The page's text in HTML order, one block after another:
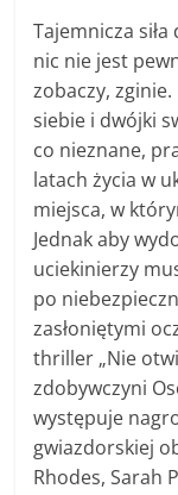
Tajemnicza
nic nie jest
zobaczy,
siebie i dwójki
co nieznane,
latach życia w
miejsca, w
Jednak aby
uciekinierzy
po
zasłoniętymi
thriller „Nie
zdobywczyni
występuje
gwiazdorskiej
Rhodes, Sarah